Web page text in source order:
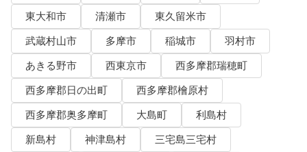
東大和市
清瀬市
東久留米市
武蔵村山市
多摩市 稲城市
羽村市
あきる野市
西東京市
西多摩郡瑞穂町
西多摩郡日の出町
西多摩郡檜原村
西多摩郡奥多摩町
大島町
利島村
新島村
神津島村
三宅島三宅村